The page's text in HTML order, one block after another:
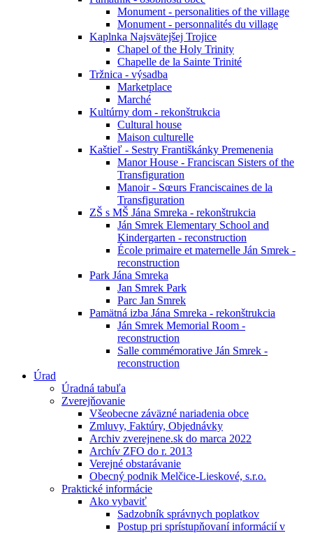
Monument - personalities of the village
Monument - personnalités du village
Kaplnka Najsvätejšej Trojice
Chapel of the Holy Trinity
Chapelle de la Sainte Trinité
Tržnica - výsadba
Marketplace
Marché
Kultúrny dom - rekonštrukcia
Cultural house
Maison culturelle
Kaštieľ - Sestry Františkánky Premenenia
Manor House - Franciscan Sisters of the
Transfiguration
Manoir - Sœurs Franciscaines de la
Transfiguration
ZŠ s MŠ Jána Smreka - rekonštrukcia
Ján Smrek Elementary School and
Kindergarten - reconstruction
École primaire et maternelle Ján Smrek -
reconstruction
Park Jána Smreka
Jan Smrek Park
Parc Jan Smrek
Pamätná izba Jána Smreka - rekonštrukcia
Ján Smrek Memorial Room -
reconstruction
Salle commémorative Ján Smrek -
reconstruction
Úrad
Úradná tabuľa
Zverejňovanie
Všeobecne záväzné nariadenia obce
Zmluvy, Faktúry, Objednávky
Archiv zverejnene.sk do marca 2022
Archív ZFO do r. 2013
Verejné obstarávanie
Obecný podnik Melčice-Lieskové, s.r.o.
Praktické informácie
Ako vybaviť
Sadzobník správnych poplatkov
Postup pri sprístupňovaní informácií v